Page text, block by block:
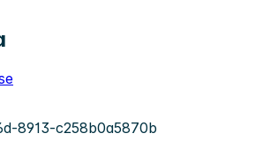
8913-c258b0a5870b